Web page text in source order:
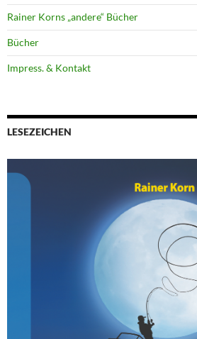
Rainer Korns „andere“ Bücher
Bücher
Impress. & Kontakt
LESEZEICHEN